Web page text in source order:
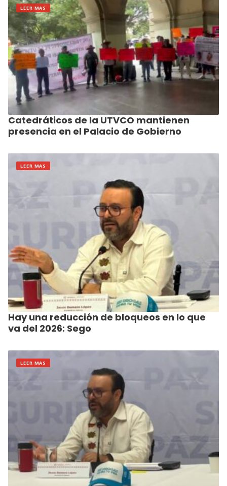
LEER MAS
Catedráticos de la UTVCO mantienen
presencia en el Palacio de Gobierno
LEER MAS
Hay una reducción de bloqueos en lo que
va del 2026: Sego
LEER MAS